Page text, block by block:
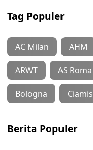
Tag Populer
AC Milan AHM
ARWT AS Roma
Bologna Ciamis
Berita Populer